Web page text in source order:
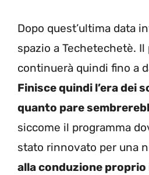
Dopo quest’ultima data
spazio a Techetechetè. Il
continuerà quindi fino a
Finisce quindi l’era dei
quanto pare
siccome il programma
stato rinnovato per una
alla conduzione